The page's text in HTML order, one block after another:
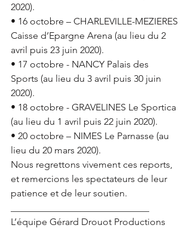
2020).
• 16 octobre – CHARLEVILLE-MEZIERES
Caisse d’Epargne Arena (au lieu du 2
avril puis 23 juin 2020).
• 17 octobre - NANCY Palais des
Sports (au lieu du 3 avril puis 30 juin
2020).
• 18 octobre - GRAVELINES Le Sportica
(au lieu du 1 avril puis 22 juin 2020).
• 20 octobre – NIMES Le Parnasse (au
lieu du 20 mars 2020).
Nous regrettons vivement ces reports,
et remercions les spectateurs de leur
patience et de leur soutien.
L’équipe Gérard Drouot Productions